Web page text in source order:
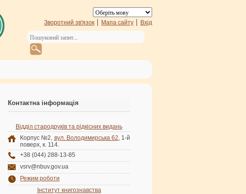
Зворотний зв'язок Мапа сайту Вхід
Контактна інформація
Відділ стародруків та рідкісних видань
Корпус №2, вул. Володимирська 62, 1-й
поверх, к. 114.
+38 (044) 288-13-85
vsrv@nbuv.gov.ua
Режим роботи
Інститут книгознавства